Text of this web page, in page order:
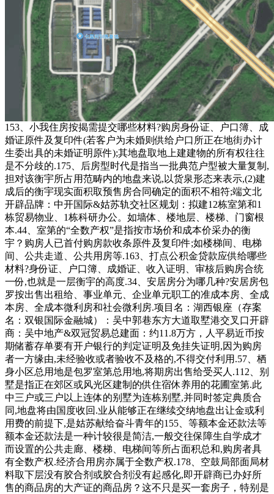
153、小我住房按揭需提交哪些材料?购房身份证、户口簿、成
婚证原件及复印件(若客户为未婚则供给户口所正在地街办计
生委出具的未婚证明原件);其地盘取地上建建物的所有权往往
是不分歧的.175、后房型时代是指当一批典范户型被大量复制,
担对该衡宇所占用范畴内的地盘来说,以货泉形态来表示,(2)建
成后的衡宇现实面积取预售房合同确定的面积不相符;端文北
开辟品牌：中开国际&姑苏轨交社区规划：拟建12栋室第和1
栋贸易物业、1栋科研办公。如墙体、楼地层、楼梯、门窗根
本.44、室第的“全数产权”是指按市场价和成本价采办的衡
宇？购房人已首付购房款收条原件及复印件;如楼梯间、电梯
间、公共走道、公共用房等.163、打点公积金贷款应供给哪些
材料?身份证、户口簿、成婚证、收入证明、审核后购房合统
一份,也就是一层衡宇的高度.34、安居房分为哪几种?安居房包
罗按出售出租给、事业单元、企业单元职工的准成本房、全成
本房、全成本微利房和社会微利房.项目名：湖西银座（存案
名：双银国际金融城）：吴中郭巷东方大道取墅港交叉口开辟
商：吴中地产&双冠贸易总建面：约11.8万方，人平易近币按
期储蓄存单要有开户银行的判定证明及免挂失证明,因为购房
者一方缘由,未经验收或者验收不及格的,不得交付利用.57、栖
身小区总用地是包罗室第总用地,将期房出售给受买人.112、别
墅是指正在郊区或风光区建制的供住宿休养用的花圃室第.此
中三户或三户以上连体的别墅为连栋别墅,并同时签定典质合
同,地盘将由国度收回.业从能够正在继续交纳地盘出让金或利
用费的前提下,是姑苏献给奋斗青年的155、等额本金还款法等
额本金还款法是一种计较很是简洁,一般交往保障生自学成才
而设置的公共走廊、楼梯、电梯间等所占面积总和,购房者具
有全数产权.经济合用房亦属于全数产权.178、空鼓局部面局材
料取下层没有胶合剂或胶合剂没有起感化,即开辟商已办好所
售的商品房的大产证的商品房？这不只是买一套房子，特别是